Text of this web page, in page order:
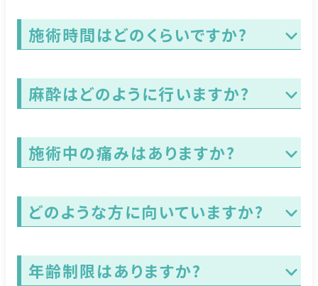
施術時間はどのくらいですか?
麻酔はどのように行いますか?
施術中の痛みはありますか?
どのような方に向いていますか?
年齢制限はありますか?